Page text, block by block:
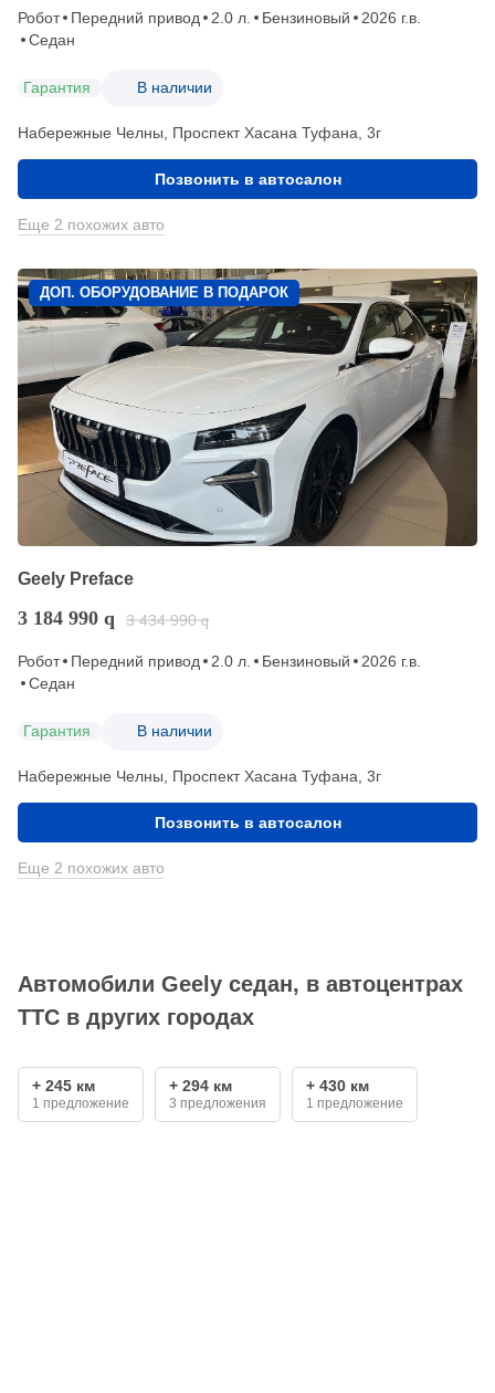
Робот Передний привод 2.0 л. Бензиновый
2026 г.в.
Седан
Гарантия В наличии
Набережные Челны, Проспект Хасана Туфана, 3г
Позвонить в автосалон
Еще 2 похожих авто
ДОП. ОБОРУДОВАНИЕ В ПОДАРОК
Geely Preface
3 184 990 q 3 434 990 q
Робот Передний привод 2.0 л. Бензиновый
2026 г.в.
Седан
Гарантия В наличии
Набережные Челны, Проспект Хасана Туфана, 3г
Позвонить в автосалон
Еще 2 похожих авто
Автомобили Geely седан, в автоцентрах
ТТС в других городах
+ 245 км
1 предложение
+ 294 км
3 предложения
+ 430 км
1 предложение